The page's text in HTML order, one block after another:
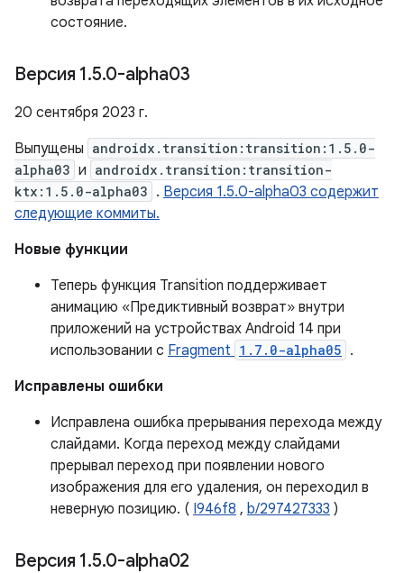
состояние.
Версия 1.5.0-alpha03
20 сентября 2023 г.
Выпущены androidx.transition:transition:1.5.0-
alpha03 и androidx.transition:transition-
ktx:1.5.0-alpha03 . Версия 1.5.0-alpha03 содержит
следующие коммиты.
Новые функции
Теперь функция Transition поддерживает
анимацию «Предиктивный возврат» внутри
приложений на устройствах Android 14 при
использовании с Fragment 1.7.0-alpha05 .
Исправлены ошибки
Исправлена ​​ошибка прерывания перехода между
слайдами. Когда переход между слайдами
прерывал переход при появлении нового
изображения для его удаления, он переходил в
неверную позицию. ( I946f8 , b/297427333 )
Версия 1.5.0-alpha02